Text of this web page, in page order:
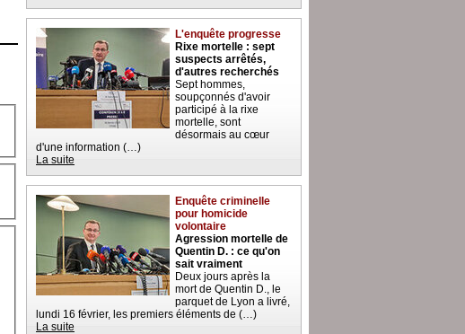
L'enquête progresse
Rixe mortelle : sept
suspects arrêtés,
d'autres recherchés
Sept hommes,
soupçonnés d'avoir
participé à la rixe
mortelle, sont
désormais au cœur
d'une information (…)
La suite
Enquête criminelle
pour homicide
volontaire
Agression mortelle de
Quentin D. : ce qu'on
sait vraiment
Deux jours après la
mort de Quentin D., le
parquet de Lyon a livré,
lundi 16 février, les premiers éléments de (…)
La suite